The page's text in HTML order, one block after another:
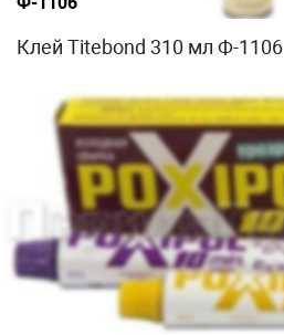
Клей Titebond 310 мл Ф-1106